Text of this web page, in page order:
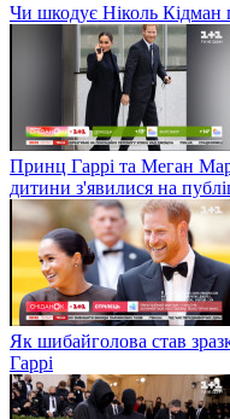
Чи шкодує Ніколь Кідман
Принц Гаррі та Меган
дитини з'явилися на
Як шибайголова став
Гаррі